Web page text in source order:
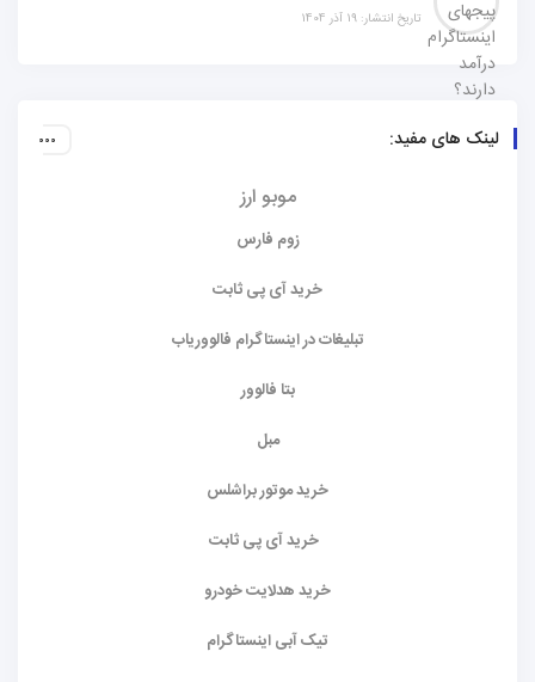
تاریخ انتشار: 19 آذر 1404
لینک های مفید:
موبو ارز
زوم فارس
خرید آی پی ثابت
تبلیغات در اینستاگرام فالووریاب
بتا فالوور
مبل
خرید موتور براشلس
خرید آی پی ثابت
خرید هدلایت خودرو
تیک آبی اینستاگرام